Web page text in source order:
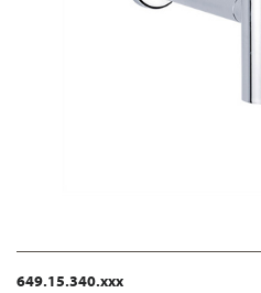
649.15.340.xxx